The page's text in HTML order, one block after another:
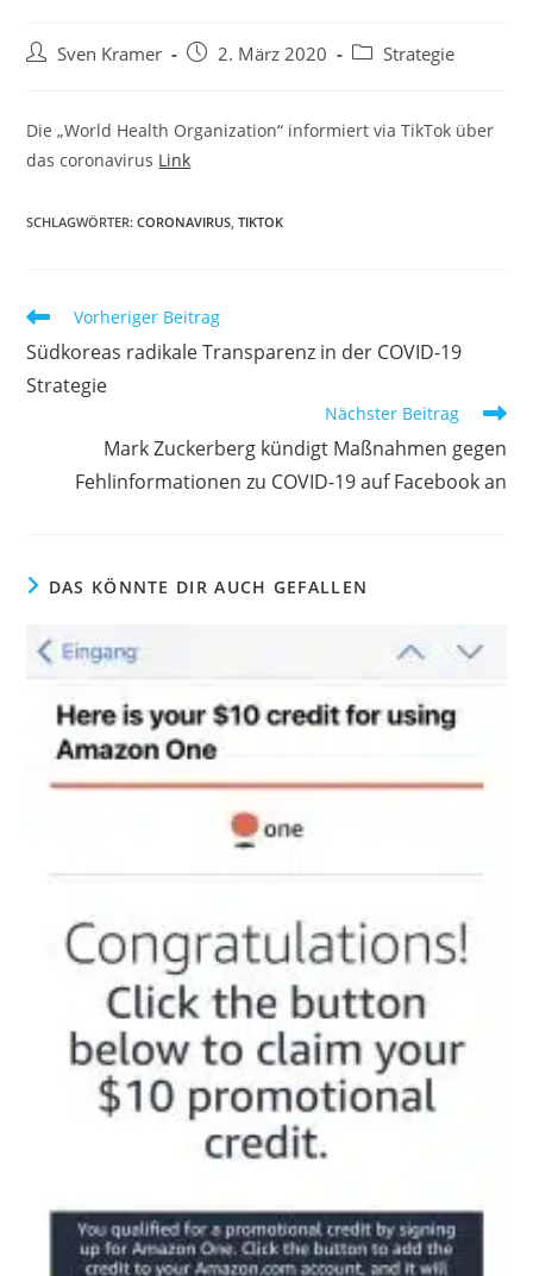
Sven Kramer 2. März 2020 Strategie
Die „World Health Organization“ informiert via TikTok über
das coronavirus Link
SCHLAGWÖRTER:CORONAVIRUS TIKTOK
Vorheriger Beitrag
Südkoreas radikale Transparenz in der COVID-19
Strategie
Nächster Beitrag
Mark Zuckerberg kündigt Maßnahmen gegen
Fehlinformationen zu COVID-19 auf Facebook an
DAS KÖNNTE DIR AUCH GEFALLEN